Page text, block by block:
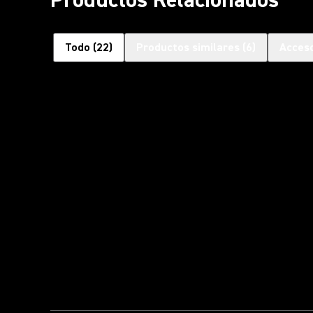
Todo (22)